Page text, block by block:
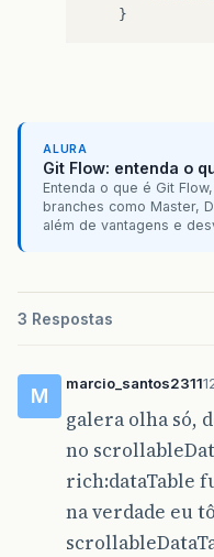
}
ALURA
Git Flow: entenda o
Entenda o que é Git
branches como Master,
além de vantagens e
3 Respostas
M
marcio_santos2311
galera olha só,
no
rich:dataTable
na verdade eu